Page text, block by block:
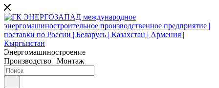
Энергомашиностроение
Производство | Монтаж